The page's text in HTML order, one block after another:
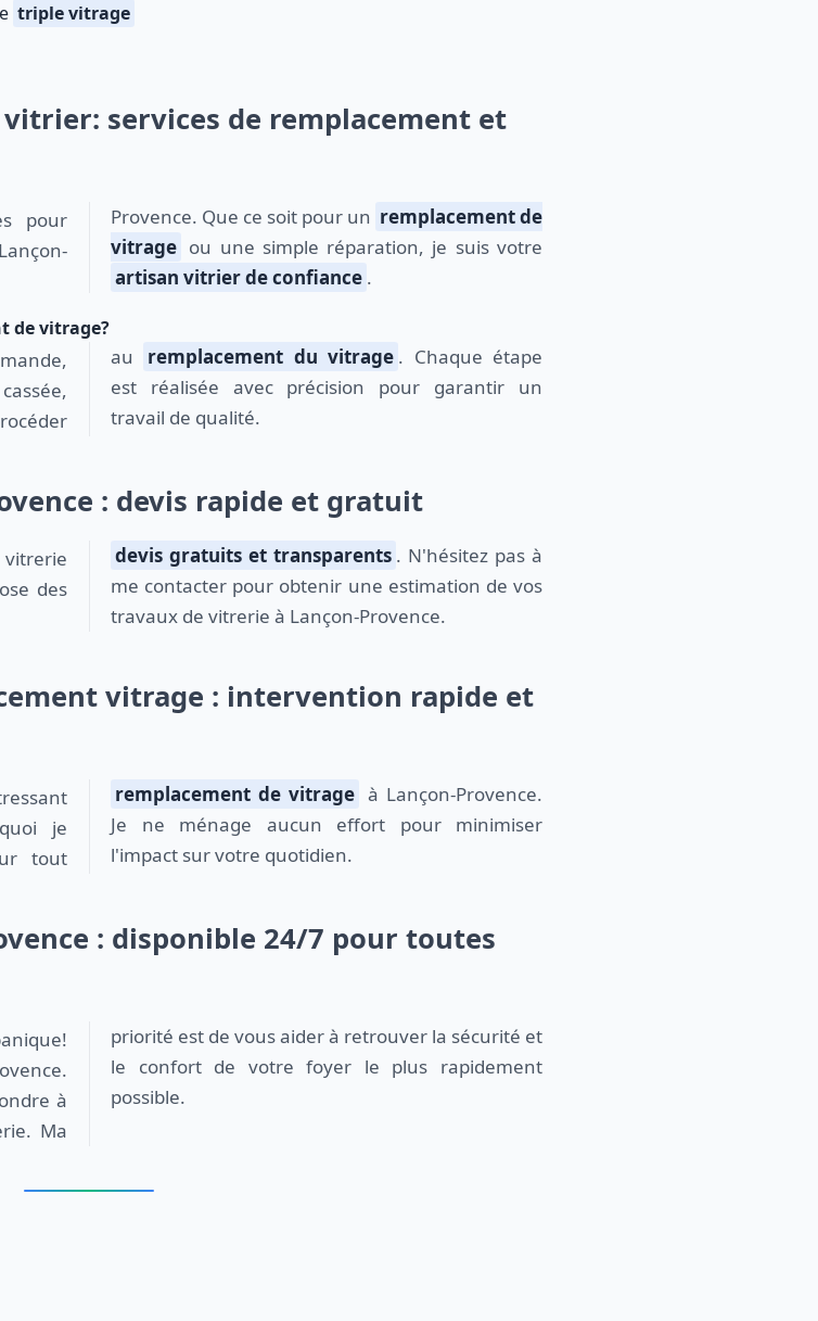
triple vitrage
services de remplacement et
Provence. Que ce soit pour un remplacement de
vitrage ou une simple réparation, je suis votre
artisan vitrier de confiance .
de vitrage?
au remplacement du vitrage . Chaque étape
est réalisée avec précision pour garantir un
travail de qualité.
: devis rapide et gratuit
des
devis gratuits et transparents . N'hésitez pas à
me contacter pour obtenir une estimation de vos
travaux de vitrerie à Lançon-Provence.
vitrage : intervention rapide et
je
tout
remplacement de vitrage à Lançon-Provence.
Je ne ménage aucun effort pour minimiser
l'impact sur votre quotidien.
: disponible 24/7 pour toutes
à
Ma
priorité est de vous aider à retrouver la sécurité et
le confort de votre foyer le plus rapidement
possible.